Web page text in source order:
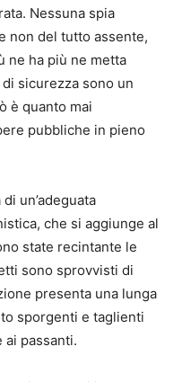
Nessuna spia
non del tutto assente,
ne ha più ne metta
sicurezza sono un
è quanto mai
pubbliche in pieno
un’adeguata
che si aggiunge al
state recintante le
sono sprovvisti di
presenta una lunga
sporgenti e taglienti
passanti.